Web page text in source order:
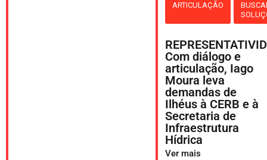
ARTICULAÇÃO
Com diálogo e
articulação, Iago
Moura leva
demandas de
Ilhéus à CERB e à
Secretaria de
Infraestrutura
Hídrica
Ver mais